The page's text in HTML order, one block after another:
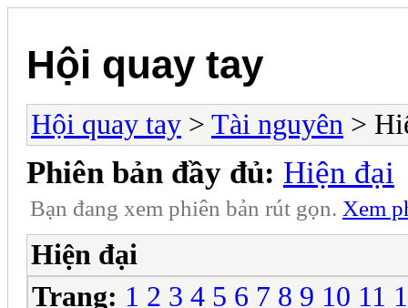
Hội quay tay
Hội quay tay > Tài nguyên >
Phiên bản đầy đủ: Hiện đại
Bạn đang xem phiên bản rút gọn. Xem
Hiện đại
Trang: 1 2 3 4 5 6 7 8 9 10 11